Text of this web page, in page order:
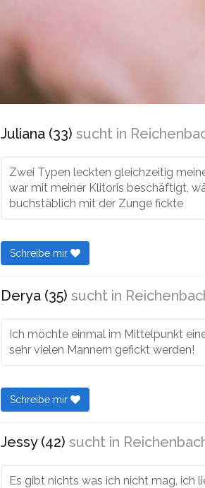
Juliana (33) sucht in
Zwei Typen leckten gleichzeitig
war mit meiner Klitoris beschäftigt,
buchstäblich mit der Zunge fickte
Schreibe mir
Derya (35) sucht in
Ich möchte einmal im Mittelpunkt
sehr vielen Mannern gefickt werden!
Schreibe mir
Jessy (42) sucht in
Es gibt nichts was ich nicht mag, ich